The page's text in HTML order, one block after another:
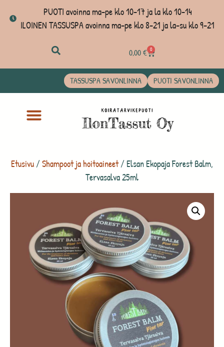
PUOTI avoinna ma-pe klo 10-17 ja la klo 10-14
ILOINEN TASSUSPA avoinna ma-pe klo 8-21 ja la-su klo 9-21
0,00€ 0
TASSUSPA SAVONLINNA PUOTI SAVONLINNA
Etusivu /Shampoot ja hoitoaineet/ Elsan Ekopaja Forest Balm,
Tervasalva 25ml